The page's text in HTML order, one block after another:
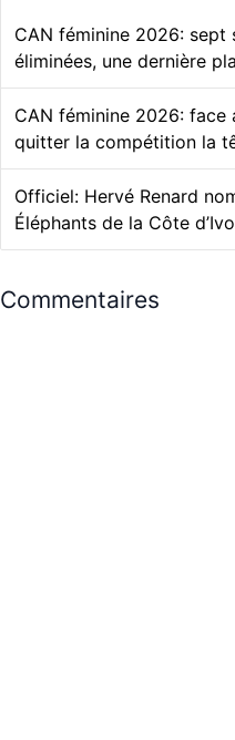
CAN féminine 2026: sept
éliminées, une dernière
CAN féminine 2026: face
quitter la compétition la
Officiel: Hervé Renard
Éléphants de la Côte
Commentaires